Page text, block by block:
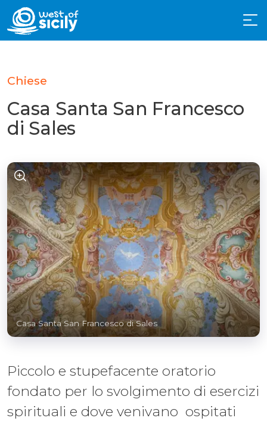
Chiese
Casa Santa San Francesco
di Sales
Casa Santa San Francesco di Sales
Piccolo e stupefacente oratorio
fondato per lo svolgimento di esercizi
spirituali e dove venivano ospitati